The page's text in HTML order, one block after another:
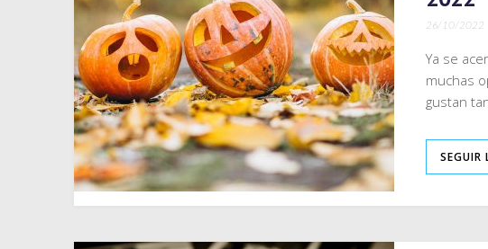
26/10/2022
Ya se
muchas
gustan
SEGUIR